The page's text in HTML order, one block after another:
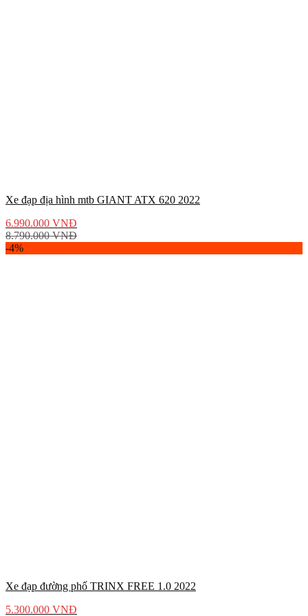
Xe đạp địa hình mtb GIANT ATX 620 2022
6.990.000 VNĐ
8.790.000VNĐ
-4%
Xe đạp đường phố TRINX FREE 1.0 2022
5.300.000 VNĐ